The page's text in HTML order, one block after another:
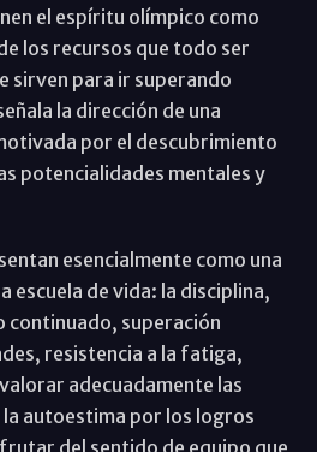
el espíritu olímpico como
los recursos que todo ser
sirven para ir superando
la dirección de una
por el descubrimiento
potencialidades mentales y
esencialmente como una
escuela de vida: la disciplina,
superación
resistencia a la fatiga,
adecuadamente las
autoestima por los logros